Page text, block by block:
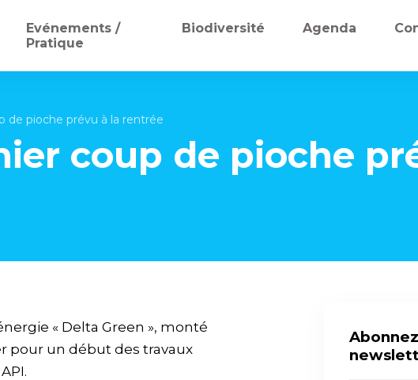
Evénements /
Pratique
Biodiversité Agenda
de pioche prévu à la rentrée
coup de pioche
« Delta Green », monté
pour un début des travaux